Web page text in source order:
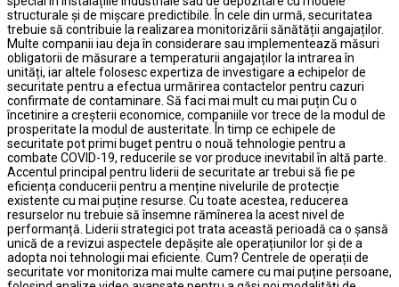
structurale și de mișcare predictibile. În cele din urmă, securitatea
trebuie să contribuie la realizarea monitorizării sănătății angajaților.
Multe companii iau deja în considerare sau implementează măsuri
obligatorii de măsurare a temperaturii angajaților la intrarea în
unități, iar altele folosesc expertiza de investigare a echipelor de
securitate pentru a efectua urmărirea contactelor pentru cazuri
confirmate de contaminare. Să faci mai mult cu mai puțin Cu o
încetinire a creșterii economice, companiile vor trece de la modul de
prosperitate la modul de austeritate. În timp ce echipele de
securitate pot primi buget pentru o nouă tehnologie pentru a
combate COVID-19, reducerile se vor produce inevitabil în altă parte.
Accentul principal pentru liderii de securitate ar trebui să fie pe
eficiența conducerii pentru a menține nivelurile de protecție
existente cu mai puține resurse. Cu toate acestea, reducerea
resurselor nu trebuie să însemne rămînerea la acest nivel de
performanță. Liderii strategici pot trata această perioadă ca o șansă
unică de a revizui aspectele depășite ale operațiunilor lor și de a
adopta noi tehnologii mai eficiente. Cum? Centrele de operații de
securitate vor monitoriza mai multe camere cu mai puține persoane,